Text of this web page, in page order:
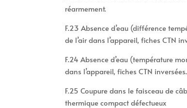
réarmement.
F.23 Absence d’eau (différence
de l’air dans l’appareil, fiches CTN
F.24 Absence d’eau (température
dans l’appareil, fiches CTN inversées.
F.25 Coupure dans le faisceau de
thermique compact défectueux